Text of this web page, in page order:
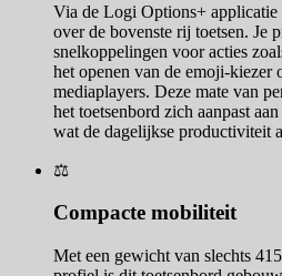
Via de Logi Options+
over de bovenste rij toetsen. Je
snelkoppelingen voor acties
het openen van de emoji-kiezer
mediaplayers. Deze mate van
het toetsenbord zich aanpast
wat de dagelijkse productiviteit
⚖️
Compacte mobiliteit
Met een gewicht van slechts